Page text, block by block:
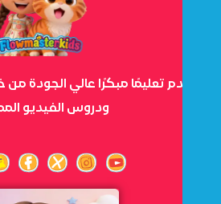
نقدم تعليمًا مبكرًا عالي الجودة من
ودروس الفيديو